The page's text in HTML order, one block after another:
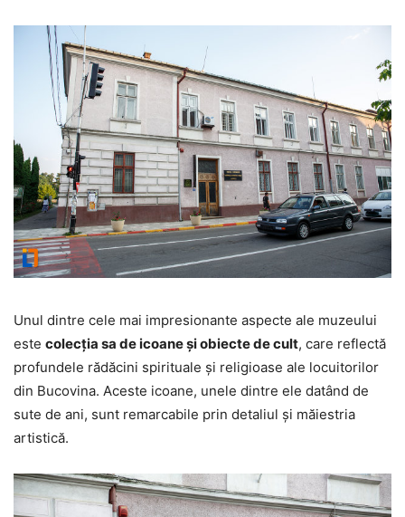
Unul dintre cele mai impresionante aspecte ale muzeului
este colecția sa de icoane și obiecte de cult, care reflectă
profundele rădăcini spirituale și religioase ale locuitorilor
din Bucovina. Aceste icoane, unele dintre ele datând de
sute de ani, sunt remarcabile prin detaliul și măiestria
artistică.